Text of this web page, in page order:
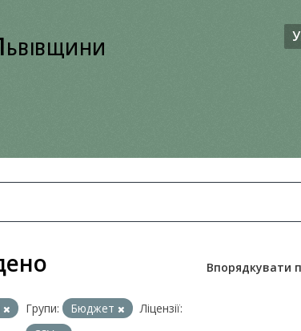
Впорядкувати
Групи: Бюджет
Ліцензії: